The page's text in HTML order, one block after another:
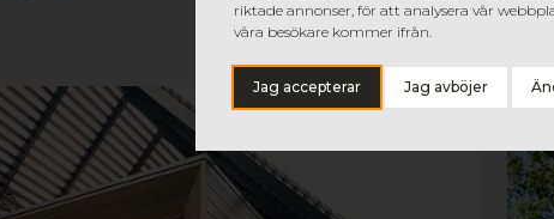
riktade annonser, för att analysera vår
våra besökare kommer ifrån.
Jag accepterar Jag avböjer